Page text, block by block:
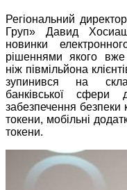
Регіональний
Груп» Давид
новинки
рішеннями якого
ніж півмільйона
зупинився на
банківської
забезпечення безпеки
токени, мобільні
токени.